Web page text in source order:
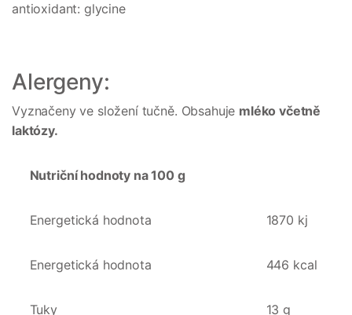
antioxidant: glycine
Alergeny:
Vyznačeny ve složení tučně. Obsahuje mléko včetně
laktózy.
Nutriční hodnoty na 100 g
Energetická hodnota 1870 kj
Energetická hodnota 446 kcal
Tuky 13 g